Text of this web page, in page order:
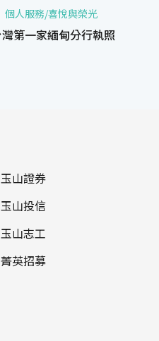
個人服務/喜悅與榮光
第一家緬甸分行執照
玉山證券
玉山投信
玉山志工
菁英招募